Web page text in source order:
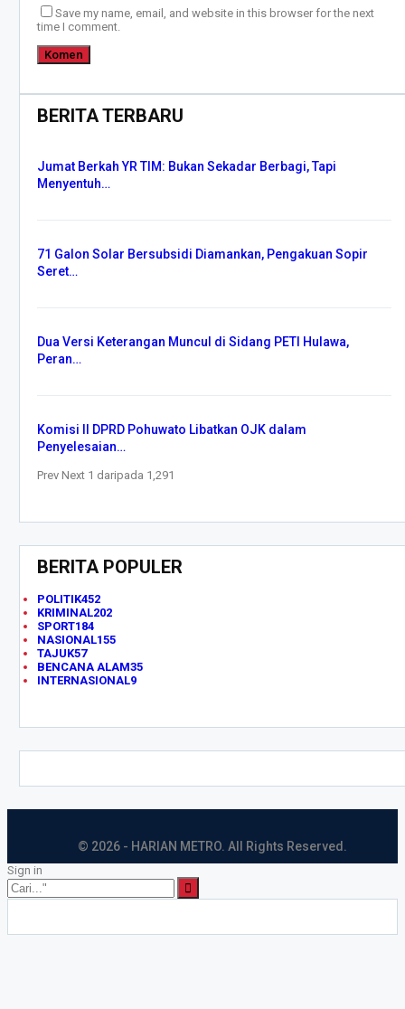
Save my name, email, and website in this browser for the next
time I comment.
BERITA TERBARU
Jumat Berkah YR TIM: Bukan Sekadar Berbagi, Tapi
Menyentuh…
71 Galon Solar Bersubsidi Diamankan, Pengakuan Sopir
Seret…
Dua Versi Keterangan Muncul di Sidang PETI Hulawa,
Peran…
Komisi II DPRD Pohuwato Libatkan OJK dalam
Penyelesaian…
Prev Next 1 daripada 1,291
BERITA POPULER
POLITIK452
KRIMINAL202
SPORT184
NASIONAL155
TAJUK57
BENCANA ALAM35
INTERNASIONAL9
© 2026 - HARIAN METRO. All Rights Reserved.
Sign in